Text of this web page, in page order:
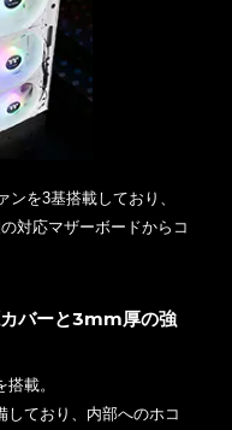
を3基搭載しており、
対応マザーボードからコ
バーと3mm厚の強
載。
しており、内部へのホコ